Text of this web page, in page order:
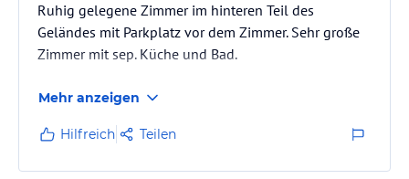
Ruhig gelegene Zimmer im hinteren Teil des
Geländes mit Parkplatz vor dem Zimmer. Sehr große
Zimmer mit sep. Küche und Bad.
Mehr anzeigen
Hilfreich Teilen